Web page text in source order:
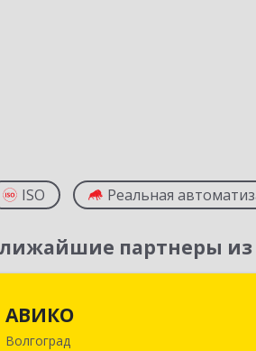
ISO Реальная
партнеры из
АВИКО
Волгоград
400065, Волгоградская обл,